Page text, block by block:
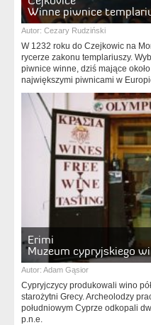
Winne piwnice
Autor: Cezary Rudziński
W 1232 roku do Czejkowic na
rycerze zakonu templariuszy.
piwnice winne, dziś mające
największymi piwnicami w
Erimi
Muzeum cypryjskiego
Autor: Adam Gąsior
Cypryjczycy produkowali wino
starożytni Grecy. Archeolodzy
południowym Cyprze odkopali
p.n.e.